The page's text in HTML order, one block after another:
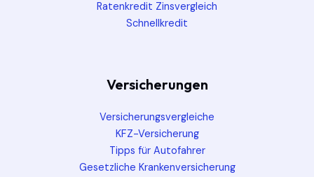
Ratenkredit Zinsvergleich
Schnellkredit
Versicherungen
Versicherungsvergleiche
KFZ-Versicherung
Tipps für Autofahrer
Gesetzliche Krankenversicherung